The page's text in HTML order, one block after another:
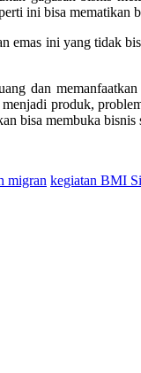
ini bisa mematikan
emas ini yang tidak
dan
produk,
bisa membuka
migran kegiatan BMI